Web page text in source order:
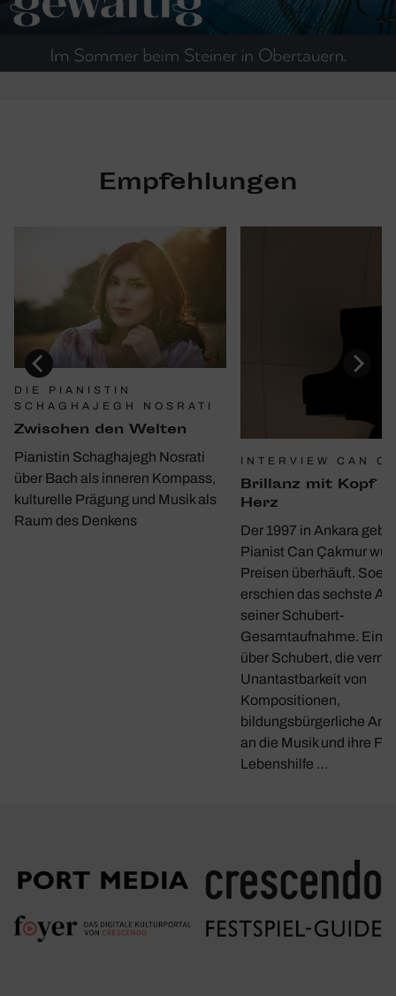
Empfehlungen
DIE PIANISTIN
SCHAGHAJEGH NOSRATI
Zwischen den Welten
Pianistin Schaghajegh Nosrati
über Bach als inneren Kompass,
kulturelle Prägung und Musik als
Raum des Denkens
INTERVIEW CAN
Bril­lanz mit Kopf
Herz
Der 1997 in Ankara
Pianist Can Çakmur
Preisen überhäuft.
erschien das sechste
seiner Schubert-
Gesamtaufnahme. Ein
über Schubert, die
Unantastbarkeit von
Kompositionen,
bildungsbürgerliche
an die Musik und ihre
Lebenshilfe …